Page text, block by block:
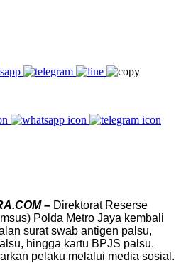
– Direktorat Reserse
Polda Metro Jaya kembali
surat swab antigen palsu,
hingga kartu BPJS palsu.
pelaku melalui media sosial.